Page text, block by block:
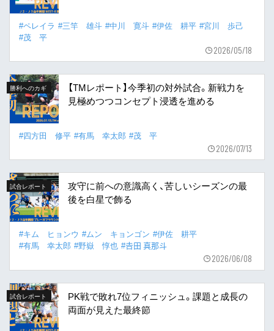
#ペレイラ #三竿 雄斗 #中川 寛斗 #伊佐 耕平 #宮川 歩己
#茂 平
2026/05/18
勝利へのカギ
【TMレポート】今季初の対外試合。新戦力を
見極めつつコンセプト浸透を進める
#四方田 修平 #有馬 幸太郎 #茂 平
2026/07/13
試合レポート
攻守に前への意識高く、苦しいシーズンの最
後を白星で飾る
#キム ヒョンウ #ムン キョンゴン #伊佐 耕平
#有馬 幸太郎 #野嶽 惇也 #𠮷田 真那斗
2026/06/08
試合レポート
PK戦で敗れ7位フィニッシュ。課題と成長の
両面が見えた最終節